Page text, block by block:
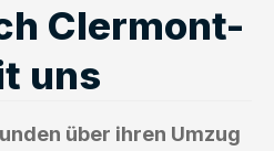
Clermont-
uns
über ihren Umzug